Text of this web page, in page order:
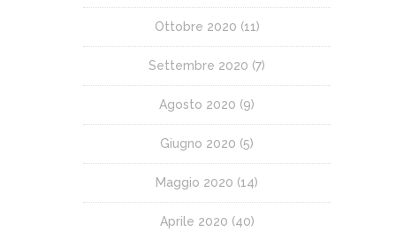
Ottobre 2020 (11)
Settembre 2020 (7)
Agosto 2020 (9)
Giugno 2020 (5)
Maggio 2020 (14)
Aprile 2020 (40)